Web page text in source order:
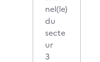
nel(le)
du
secte
ur
3